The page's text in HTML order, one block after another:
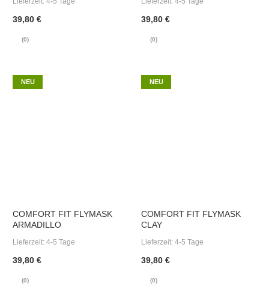
39,80 €
(0)
39,80 €
(0)
NEU
COMFORT FIT FLYMASK
ARMADILLO
Lieferzeit: 4-5 Tage
39,80 €
(0)
NEU
COMFORT FIT FLYMASK
CLAY
Lieferzeit: 4-5 Tage
39,80 €
(0)